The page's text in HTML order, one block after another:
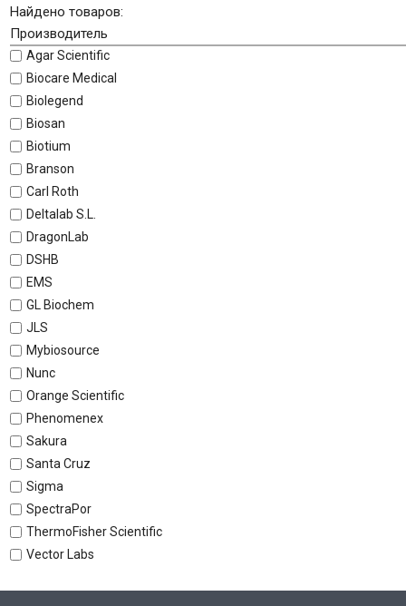
Найдено товаров:
Производитель
Agar Scientific
Biocare Medical
Biolegend
Biosan
Biotium
Branson
Carl Roth
Deltalab S.L.
DragonLab
DSHB
EMS
GL Biochem
JLS
Mybiosource
Nunc
Orange Scientific
Phenomenex
Sakura
Santa Cruz
Sigma
SpectraPor
ThermoFisher Scientific
Vector Labs